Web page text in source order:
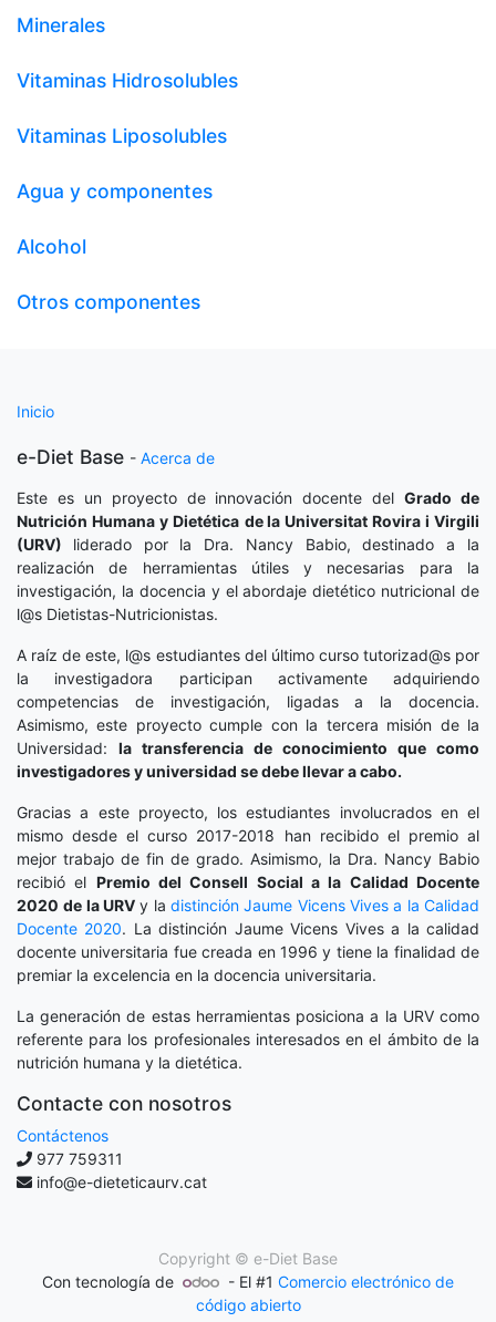
Minerales
Vitaminas Hidrosolubles
Vitaminas Liposolubles
Agua y componentes
Alcohol
Otros componentes
Inicio
e-Diet Base - Acerca de
Este es un proyecto de innovación docente delGrado de
Nutrición Humana y Dietética de la Universitat Rovira i Virgili
(URV) liderado por la Dra. Nancy Babio, destinado a la
realización de herramientas útiles y necesarias para la
investigación, la docencia y el abordaje dietético nutricional de
l@s Dietistas-Nutricionistas.
A raíz de este, l@s estudiantes del último curso tutorizad@s por
la investigadora participan activamente adquiriendo
competencias de investigación, ligadas a la docencia.
Asimismo, este proyecto cumple con la tercera misión de la
Universidad: la transferencia de conocimiento que como
investigadores y universidad se debe llevar a cabo.
Gracias a este proyecto, los estudiantes involucrados en el
mismo desde el curso 2017-2018 han recibido el premio al
mejor trabajo de fin de grado. Asimismo, la Dra. Nancy Babio
recibió el Premio del Consell Social a la Calidad Docente
2020 de la URV y ladistinción Jaume Vicens Vives a la Calidad
Docente 2020. La distinción Jaume Vicens Vives a la calidad
docente universitaria fue creada en 1996 y tiene la finalidad de
premiar la excelencia en la docencia universitaria.
La generación de estas herramientas posiciona a la URV como
referente para los profesionales interesados en el ámbito de la
nutrición humana y la dietética.
Contacte con nosotros
Contáctenos
977 759311
info@e-dieteticaurv.cat
Copyright © e-Diet Base
Con tecnología de
- El #1 Comercio electrónico de
código abierto